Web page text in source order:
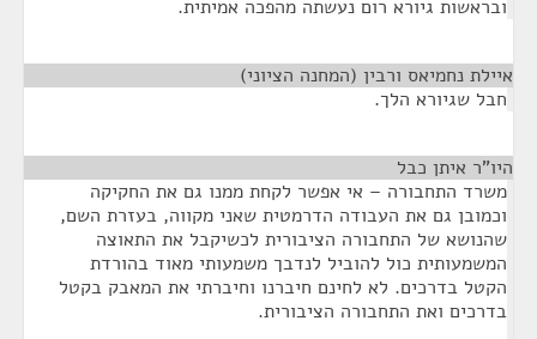
ובראשות גיורא רום נעשתה מהפכה אמיתית.
איילת נחמיאס ורבין (המחנה הציוני)
חבל שגיורא הלך.
היו"ר איתן כבל
משרד התחבורה – אי אפשר לקחת ממנו גם את החקיקה
וכמובן גם את העבודה הדרמטית שאני מקווה, בעזרת השם,
שהנושא של התחבורה הציבורית לכשיקבל את התאוצה
המשמעותית כול להוביל לנדבך משמעותי מאוד בהורדת
הקטל בדרכים. לא לחינם חיברנו וחיברתי את המאבק בקטל
בדרכים ואת התחבורה הציבורית.